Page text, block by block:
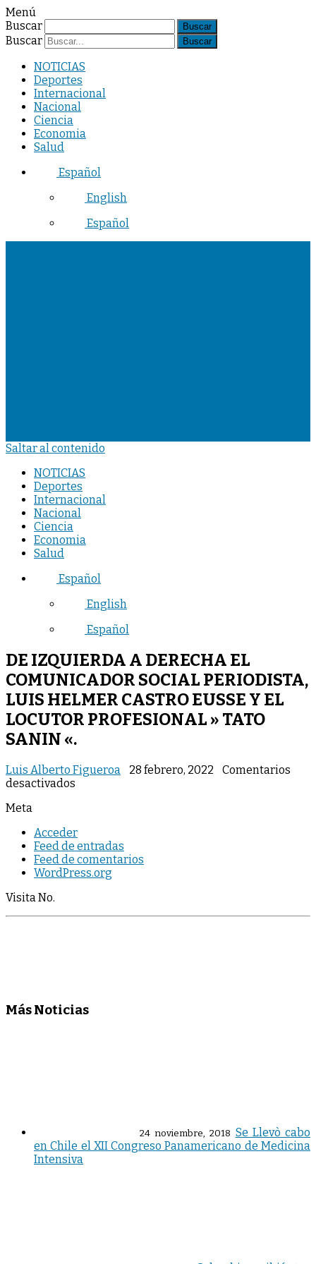
Menú
Buscar
Buscar
NOTICIAS
Deportes
Internacional
Nacional
Ciencia
Economia
Salud
Español
English
Español
Saltar al contenido
NOTICIAS
Deportes
Internacional
Nacional
Ciencia
Economia
Salud
Español
English
Español
DE IZQUIERDA A DERECHA EL
COMUNICADOR SOCIAL PERIODISTA,
LUIS HELMER CASTRO EUSSE Y EL
LOCUTOR PROFESIONAL » TATO
SANIN «.
Luis Alberto Figueroa 28 febrero, 2022
Comentarios
desactivados
DERECHA
EL
COMUNICADOR
SOCIAL
HELMER
»
Meta
Acceder
Feed de entradas
Feed de comentarios
WordPress.org
Visita No.
Más Noticias
24 noviembre, 2018 Se Llevò cabo
en Chile el XII Congreso Panamericano de Medicina
Intensiva